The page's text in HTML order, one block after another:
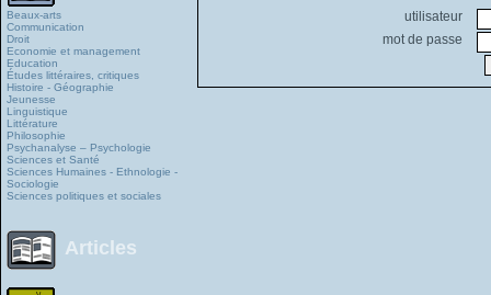
Beaux-arts
Communication
Droit
Economie et management
Education
Études littéraires, critiques
Histoire - Géographie
Jeunesse
Linguistique
Littérature
Philosophie
Psychanalyse – Psychologie
Sciences et Santé
Sciences Humaines - Ethnologie -
Sociologie
Sciences politiques et sociales
Articles
utilisateur
mot de passe